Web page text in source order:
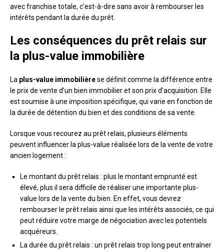
avec franchise totale, c’est-à-dire sans avoir à rembourser les
intérêts pendant la durée du prêt.
Les conséquences du prêt relais sur
la plus-value immobilière
La plus-value immobilièrese définit comme la différence entre
le prix de vente d’un bien immobilier et son prix d’acquisition. Elle
est soumise à une imposition spécifique, qui varie en fonction de
la durée de détention du bien et des conditions de sa vente.
Lorsque vous recourez au prêt relais, plusieurs éléments
peuvent influencer la plus-value réalisée lors de la vente de votre
ancien logement :
Le montant du prêt relais : plus le montant emprunté est
élevé, plus il sera difficile de réaliser une importante plus-
value lors de la vente du bien. En effet, vous devrez
rembourser le prêt relais ainsi que les intérêts associés, ce qui
peut réduire votre marge de négociation avec les potentiels
acquéreurs.
La durée du prêt relais : un prêt relais trop long peut entraîner